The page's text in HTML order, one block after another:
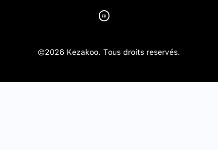
©2026 Kezakoo. Tous droits reservés.